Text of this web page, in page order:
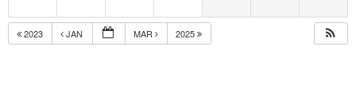
2023 JAN MAR 2025